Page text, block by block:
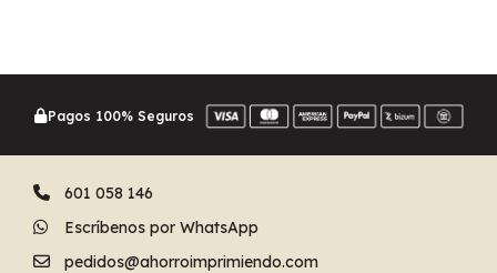
Pagos 100% Seguros
601 058 146
Escríbenos por WhatsApp
pedidos@ahorroimprimiendo.com